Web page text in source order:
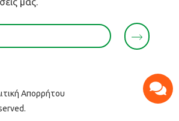
Απορρήτου